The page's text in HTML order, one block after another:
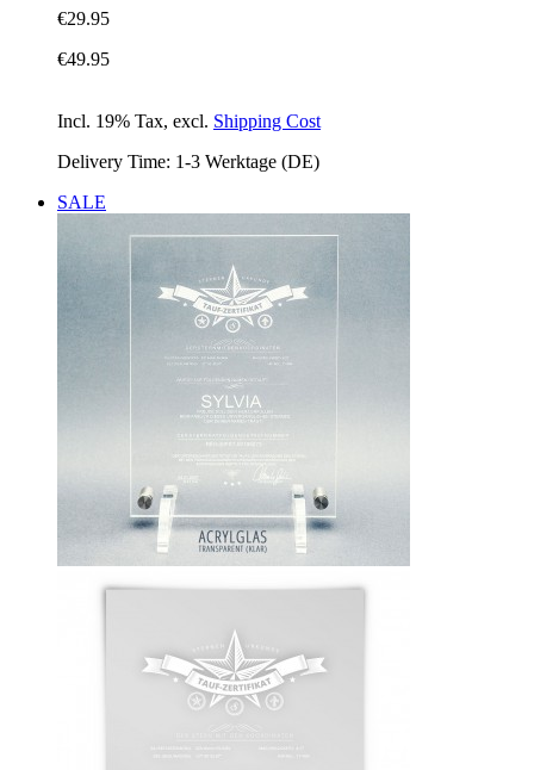
€29.95
€49.95
Incl. 19% Tax, excl. Shipping Cost
Delivery Time: 1-3 Werktage (DE)
SALE